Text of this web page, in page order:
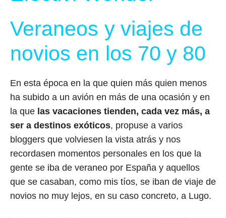
Veraneos y viajes de
novios en los 70 y 80
En esta época en la que quien más quien menos
ha subido a un avión en más de una ocasión y en
la que las vacaciones tienden, cada vez más, a
ser a destinos exóticos, propuse a varios
bloggers que volviesen la vista atrás y nos
recordasen momentos personales en los que la
gente se iba de veraneo por España y aquellos
que se casaban, como mis tíos, se iban de viaje de
novios no muy lejos, en su caso concreto, a Lugo.